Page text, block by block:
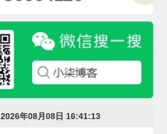
2026年08月08日 16:41:14